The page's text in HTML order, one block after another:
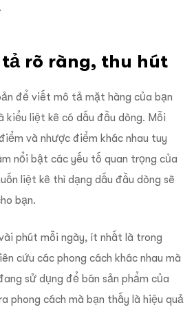
tả rõ ràng, thu hút
để viết mô tả mặt hàng của bạn
liệt kê có dấu đầu dòng. Mỗi
và nhược điểm khác nhau tuy
nổi bật các yếu tố quan trọng của
liệt kê thì dạng dấu đầu dòng sẽ
bạn.
phút mỗi ngày, ít nhất là trong
cứu các phong cách khác nhau mà
sử dụng để bán sản phẩm của
phong cách mà bạn thấy là hiệu quả